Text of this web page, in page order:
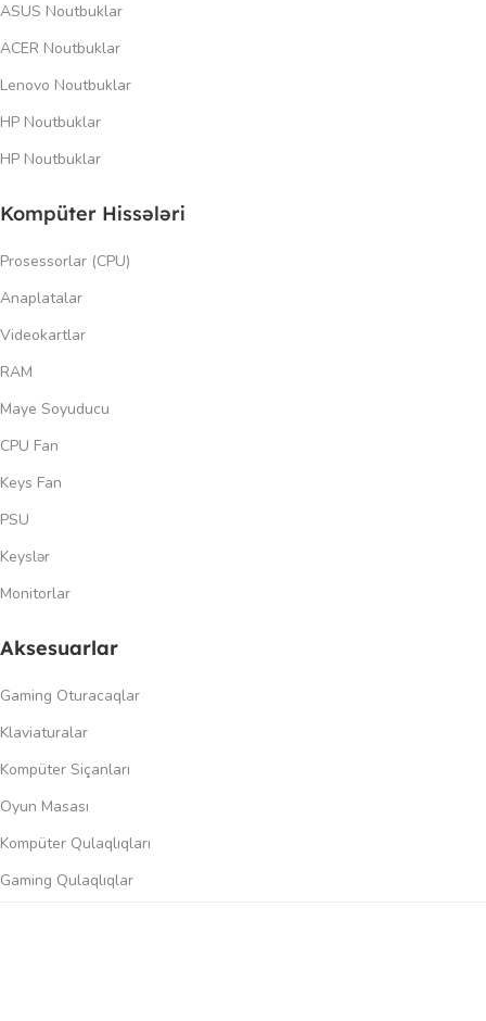
ASUS Noutbuklar
ACER Noutbuklar
Lenovo Noutbuklar
HP Noutbuklar
HP Noutbuklar
Kompüter Hissələri
Prosessorlar (CPU)
Anaplatalar
Videokartlar
RAM
Maye Soyuducu
CPU Fan
Keys Fan
PSU
Keyslər
Monitorlar
Aksesuarlar
Gaming Oturacaqlar
Klaviaturalar
Kompüter Siçanları
Oyun Masası
Kompüter Qulaqlıqları
Gaming Qulaqlıqlar